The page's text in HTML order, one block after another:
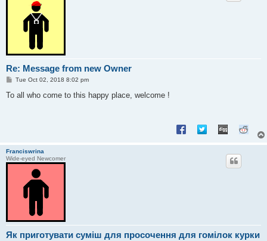
Re: Message from new Owner
P
s
Tue Oct 02, 2018 8:02 pm
To all who come to this happy place, welcome !
Franciswrina
Wide-eyed Newcomer
Як приготувати суміш для просочення для гомілок курки